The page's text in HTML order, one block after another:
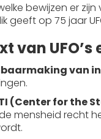
bewijzen er
geeft op 75 jaar
van
van
(Center for the
mensheid recht